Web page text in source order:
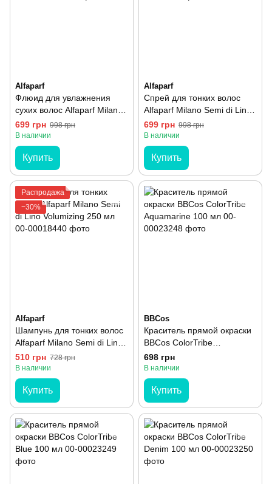
Alfaparf
Флюид для увлажнения
сухих волос Alfaparf Milano
Semi di Lino Moisture 125
мл
699 грн 998 грн
В наличии
Купить
Alfaparf
Спрей для тонких волос
Alfaparf Milano Semi di Lino
Volumizing Spray 125 мл
699 грн 998 грн
В наличии
Купить
Распродажа
−30%
Alfaparf
Шампунь для тонких волос
Alfaparf Milano Semi di Lino
Volumizing 250 мл
510 грн 728 грн
В наличии
Купить
BBCos
Краситель прямой окраски
BBCos ColorTribe
Aquamarine 100 мл
698 грн
В наличии
Купить